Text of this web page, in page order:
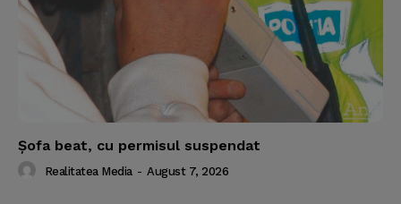
Şofa beat, cu permisul suspendat
Realitatea Media - August 7, 2026